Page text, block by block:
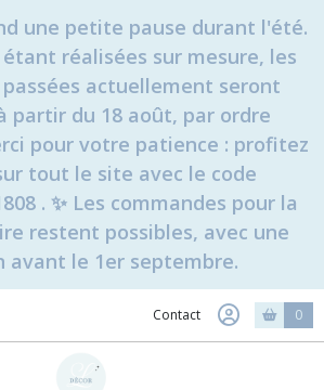
une petite pause durant l'été.
réalisées sur mesure, les
actuellement seront
partir du 18 août, par ordre
pour votre patience : profitez
tout le site avec le code
. ✨ Les commandes pour la
restent possibles, avec une
avant le 1er septembre.
Contact 0